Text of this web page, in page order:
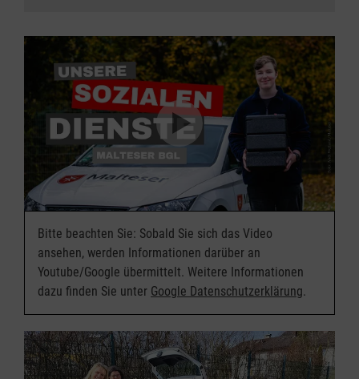
Bitte beachten Sie: Sobald Sie sich das Video
ansehen, werden Informationen darüber an
Youtube/Google übermittelt. Weitere Informationen
dazu finden Sie unter Google Datenschutzerklärung.